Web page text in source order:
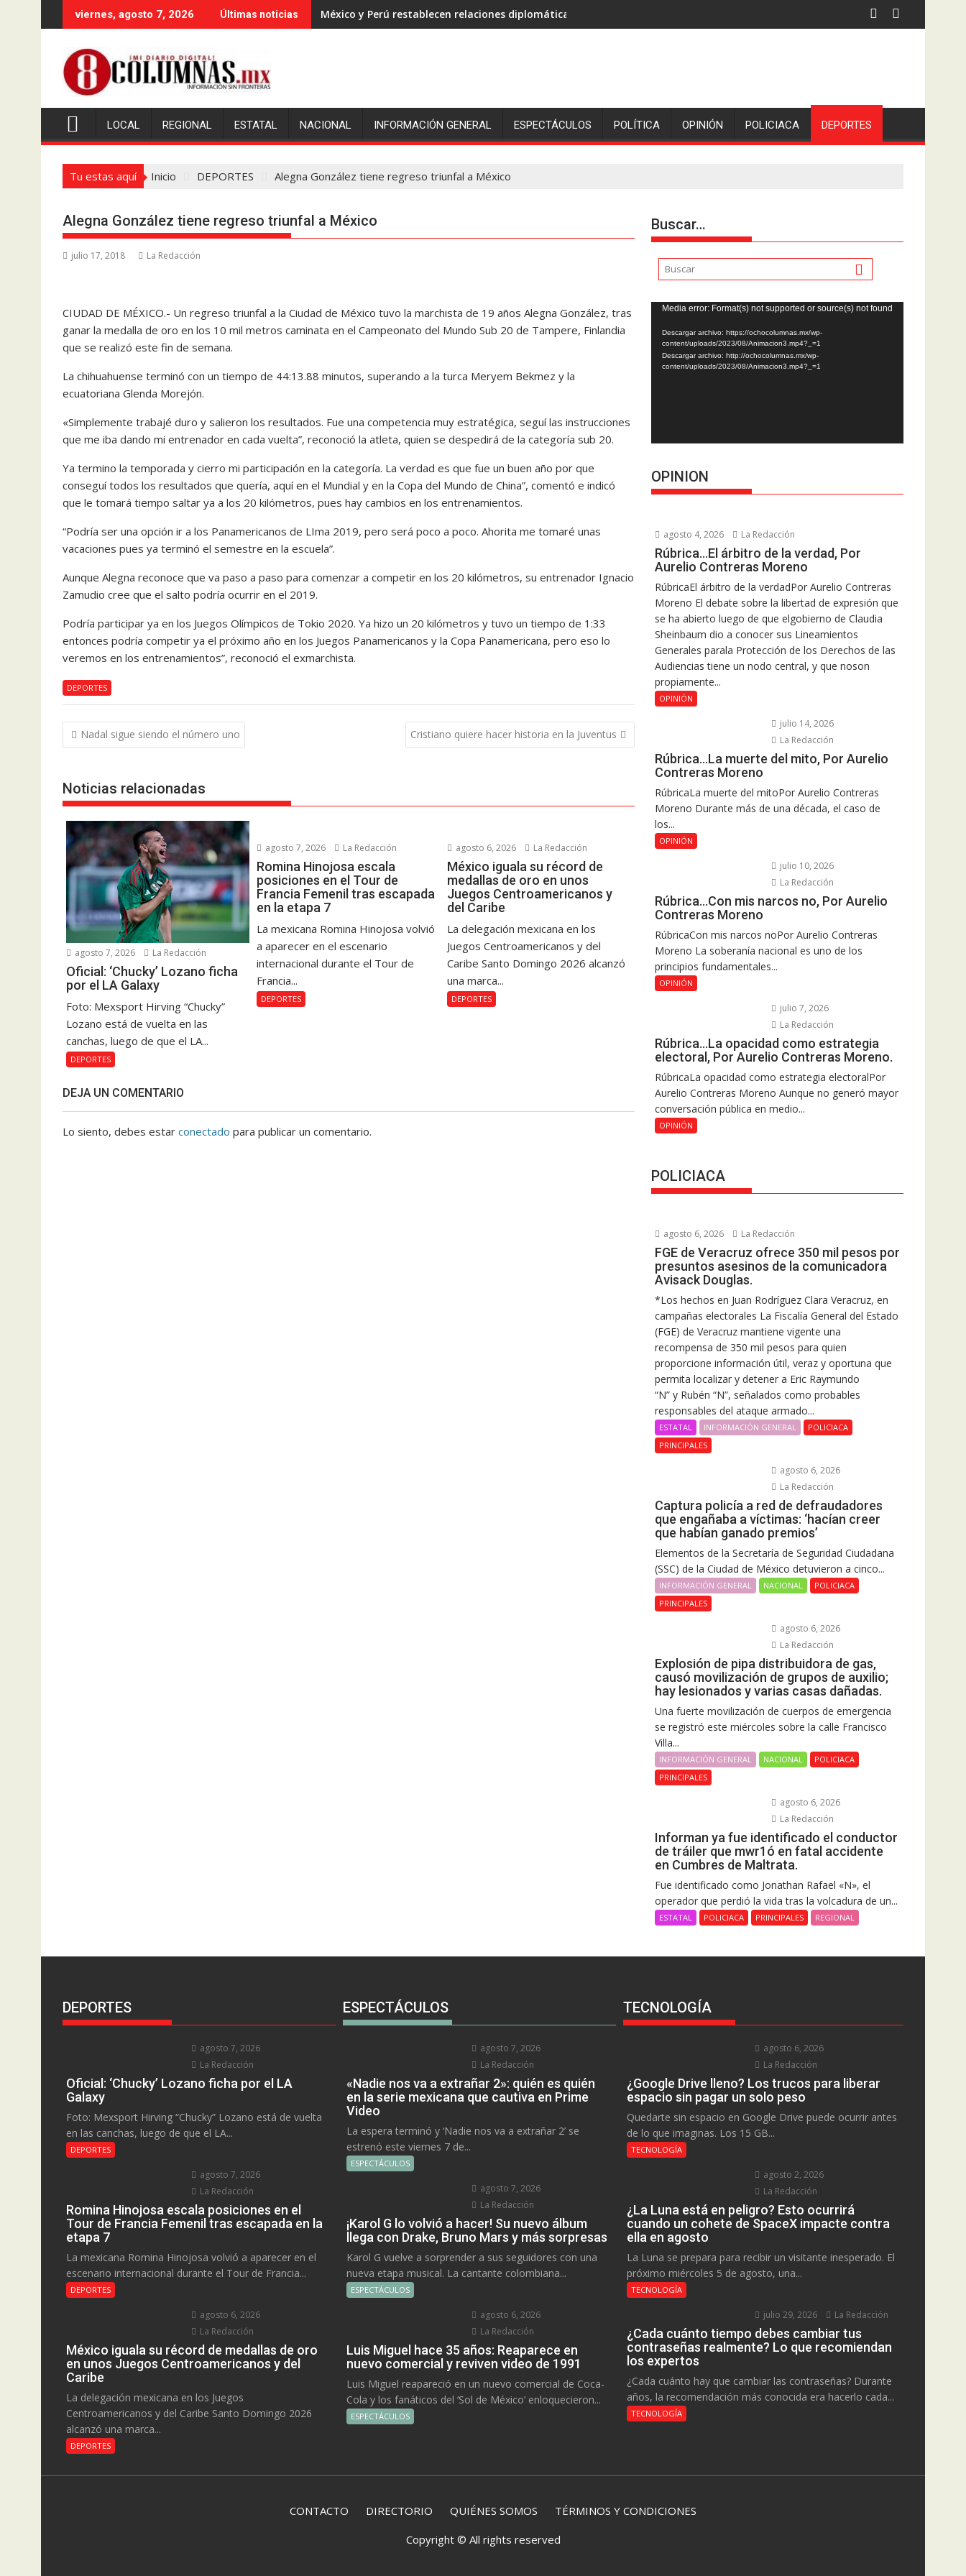
al
viernes, agosto 7, 2026 Últimas noticias México y Perú restablecen relaciones diplomáticas
LOCAL REGIONAL ESTATAL NACIONAL INFORMACIÓN GENERAL ESPECTÁCULOS POLÍTICA OPINIÓN POLICIACA DEPORTES
Tu estas aquí Inicio DEPORTES Alegna González tiene regreso triunfal a México
Alegna González tiene regreso triunfal a México
julio 17, 2018 La Redacción
CIUDAD DE MÉXICO.- Un regreso triunfal a la Ciudad de México tuvo la marchista de 19 años Alegna González, tras
ganar la medalla de oro en los 10 mil metros caminata en el Campeonato del Mundo Sub 20 de Tampere, Finlandia
que se realizó este fin de semana.
La chihuahuense terminó con un tiempo de 44:13.88 minutos, superando a la turca Meryem Bekmez y la
ecuatoriana Glenda Morejón.
«Simplemente trabajé duro y salieron los resultados. Fue una competencia muy estratégica, seguí las instrucciones
que me iba dando mi entrenador en cada vuelta”, reconoció la atleta, quien se despedirá de la categoría sub 20.
Ya termino la temporada y cierro mi participación en la categoría. La verdad es que fue un buen año por que
conseguí todos los resultados que quería, aquí en el Mundial y en la Copa del Mundo de China”, comentó e indicó
que le tomará tiempo saltar ya a los 20 kilómetros, pues hay cambios en los entrenamientos.
“Podría ser una opción ir a los Panamericanos de LIma 2019, pero será poco a poco. Ahorita me tomaré unas
vacaciones pues ya terminó el semestre en la escuela”.
Aunque Alegna reconoce que va paso a paso para comenzar a competir en los 20 kilómetros, su entrenador Ignacio
Zamudio cree que el salto podría ocurrir en el 2019.
Podría participar ya en los Juegos Olímpicos de Tokio 2020. Ya hizo un 20 kilómetros y tuvo un tiempo de 1:33
entonces podría competir ya el próximo año en los Juegos Panamericanos y la Copa Panamericana, pero eso lo
veremos en los entrenamientos”, reconoció el exmarchista.
DEPORTES
Navegación
de
Nadal sigue siendo el número uno Cristiano quiere hacer historia en la Juventus
Noticias relacionadas
agosto 7, 2026 La Redacción
Oficial: ‘Chucky’ Lozano ficha
por el LA Galaxy
Foto: Mexsport Hirving “Chucky”
Lozano está de vuelta en las
canchas, luego de que el LA...
DEPORTES
agosto 7, 2026 La Redacción
Romina Hinojosa escala
posiciones en el Tour de
Francia Femenil tras escapada
en la etapa 7
La mexicana Romina Hinojosa volvió
a aparecer en el escenario
internacional durante el Tour de
Francia...
DEPORTES
agosto 6, 2026 La Redacción
México iguala su récord de
medallas de oro en unos
Juegos Centroamericanos y
del Caribe
La delegación mexicana en los
Juegos Centroamericanos y del
Caribe Santo Domingo 2026 alcanzó
una marca...
DEPORTES
DEJA UN COMENTARIO
Lo siento, debes estar conectado para publicar un comentario.
Buscar…
Reproductor
de
vídeo
Media error: Format(s) not supported or source(s) not found
Descargar archivo: https://ochocolumnas.mx/wp-
content/uploads/2023/08/Animacion3.mp4?_=1
Descargar archivo: http://ochocolumnas.mx/wp-
content/uploads/2023/08/Animacion3.mp4?_=1
OPINION
agosto 4, 2026 La Redacción
Rúbrica…El árbitro de la verdad, Por
Aurelio Contreras Moreno
RúbricaEl árbitro de la verdadPor Aurelio Contreras
Moreno El debate sobre la libertad de expresión que
se ha abierto luego de que elgobierno de Claudia
Sheinbaum dio a conocer sus Lineamientos
Generales parala Protección de los Derechos de las
Audiencias tiene un nodo central, y que noson
propiamente...
OPINIÓN
julio 14, 2026
La Redacción
Rúbrica…La muerte del mito, Por Aurelio
Contreras Moreno
RúbricaLa muerte del mitoPor Aurelio Contreras
Moreno Durante más de una década, el caso de
los...
OPINIÓN
julio 10, 2026
La Redacción
Rúbrica…Con mis narcos no, Por Aurelio
Contreras Moreno
RúbricaCon mis narcos noPor Aurelio Contreras
Moreno La soberanía nacional es uno de los
principios fundamentales...
OPINIÓN
julio 7, 2026
La Redacción
Rúbrica…La opacidad como estrategia
electoral, Por Aurelio Contreras Moreno.
RúbricaLa opacidad como estrategia electoralPor
Aurelio Contreras Moreno Aunque no generó mayor
conversación pública en medio...
OPINIÓN
POLICIACA
agosto 6, 2026 La Redacción
FGE de Veracruz ofrece 350 mil pesos por
presuntos asesinos de la comunicadora
Avisack Douglas.
*Los hechos en Juan Rodríguez Clara Veracruz, en
campañas electorales La Fiscalía General del Estado
(FGE) de Veracruz mantiene vigente una
recompensa de 350 mil pesos para quien
proporcione información útil, veraz y oportuna que
permita localizar y detener a Eric Raymundo
“N” y Rubén “N”, señalados como probables
responsables del ataque armado...
ESTATAL INFORMACIÓN GENERAL
POLICIACA
PRINCIPALES
agosto 6, 2026
La Redacción
Captura policía a red de defraudadores
que engañaba a víctimas: ‘hacían creer
que habían ganado premios’
Elementos de la Secretaría de Seguridad Ciudadana
(SSC) de la Ciudad de México detuvieron a cinco...
INFORMACIÓN GENERAL NACIONAL
POLICIACA
PRINCIPALES
agosto 6, 2026
La Redacción
Explosión de pipa distribuidora de gas,
causó movilización de grupos de auxilio;
hay lesionados y varias casas dañadas.
Una fuerte movilización de cuerpos de emergencia
se registró este miércoles sobre la calle Francisco
Villa...
INFORMACIÓN GENERAL NACIONAL
POLICIACA
PRINCIPALES
agosto 6, 2026
La Redacción
Informan ya fue identificado el conductor
de tráiler que mwr1ó en fatal accidente
en Cumbres de Maltrata.
Fue identificado como Jonathan Rafael «N», el
operador que perdió la vida tras la volcadura de un...
ESTATAL POLICIACA PRINCIPALES REGIONAL
DEPORTES
agosto 7, 2026
La Redacción
Oficial: ‘Chucky’ Lozano ficha por el LA
Galaxy
Foto: Mexsport Hirving “Chucky” Lozano está de vuelta
en las canchas, luego de que el LA...
DEPORTES
agosto 7, 2026
La Redacción
Romina Hinojosa escala posiciones en el
Tour de Francia Femenil tras escapada en la
etapa 7
La mexicana Romina Hinojosa volvió a aparecer en el
escenario internacional durante el Tour de Francia...
DEPORTES
agosto 6, 2026
La Redacción
México iguala su récord de medallas de oro
en unos Juegos Centroamericanos y del
Caribe
La delegación mexicana en los Juegos
Centroamericanos y del Caribe Santo Domingo 2026
alcanzó una marca...
DEPORTES
ESPECTÁCULOS
agosto 7, 2026
La Redacción
«Nadie nos va a extrañar 2»: quién es quién
en la serie mexicana que cautiva en Prime
Video
La espera terminó y ‘Nadie nos va a extrañar 2’ se
estrenó este viernes 7 de...
ESPECTÁCULOS
agosto 7, 2026
La Redacción
¡Karol G lo volvió a hacer! Su nuevo álbum
llega con Drake, Bruno Mars y más sorpresas
Karol G vuelve a sorprender a sus seguidores con una
nueva etapa musical. La cantante colombiana...
ESPECTÁCULOS
agosto 6, 2026
La Redacción
Luis Miguel hace 35 años: Reaparece en
nuevo comercial y reviven video de 1991
Luis Miguel reapareció en un nuevo comercial de Coca-
Cola y los fanáticos del ‘Sol de México’ enloquecieron...
ESPECTÁCULOS
TECNOLOGÍA
agosto 6, 2026
La Redacción
¿Google Drive lleno? Los trucos para liberar
espacio sin pagar un solo peso
Quedarte sin espacio en Google Drive puede ocurrir antes
de lo que imaginas. Los 15 GB...
TECNOLOGÍA
agosto 2, 2026
La Redacción
¿La Luna está en peligro? Esto ocurrirá
cuando un cohete de SpaceX impacte contra
ella en agosto
La Luna se prepara para recibir un visitante inesperado. El
próximo miércoles 5 de agosto, una...
TECNOLOGÍA
julio 29, 2026 La Redacción
¿Cada cuánto tiempo debes cambiar tus
contraseñas realmente? Lo que recomiendan
los expertos
¿Cada cuánto hay que cambiar las contraseñas? Durante
años, la recomendación más conocida era hacerlo cada...
TECNOLOGÍA
CONTACTO DIRECTORIO QUIÉNES SOMOS TÉRMINOS Y CONDICIONES
Copyright © All rights reserved